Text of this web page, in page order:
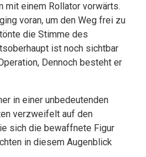
mit einem Rollator vorwärts.
voran, um den Weg frei zu
die Stimme des
ist noch sichtbar
Dennoch besteht er
in einer unbedeutenden
verzweifelt auf den
sich die bewaffnete Figur
in diesem Augenblick